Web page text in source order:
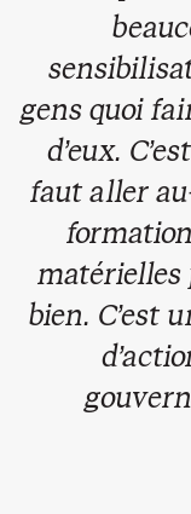
gens quoi
d’eux.
faut aller
matérielles
bien. C’est